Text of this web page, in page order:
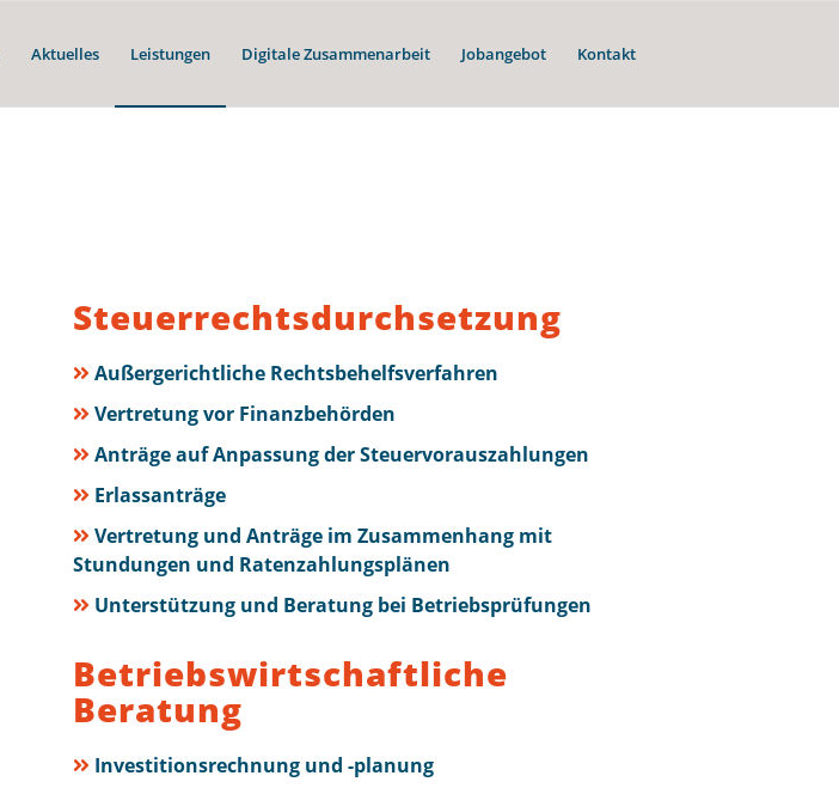
Aktuelles Leistungen Digitale Zusammenarbeit Jobangebot Kontakt
Steuerrechtsdurchsetzung
Außergerichtliche Rechtsbehelfsverfahren
Vertretung vor Finanzbehörden
Anträge auf Anpassung der Steuervorauszahlungen
Erlassanträge
Vertretung und Anträge im Zusammenhang mit
Stundungen und Ratenzahlungsplänen
Unterstützung und Beratung bei Betriebsprüfungen
Betriebswirtschaftliche
Beratung
Investitionsrechnung und -planung